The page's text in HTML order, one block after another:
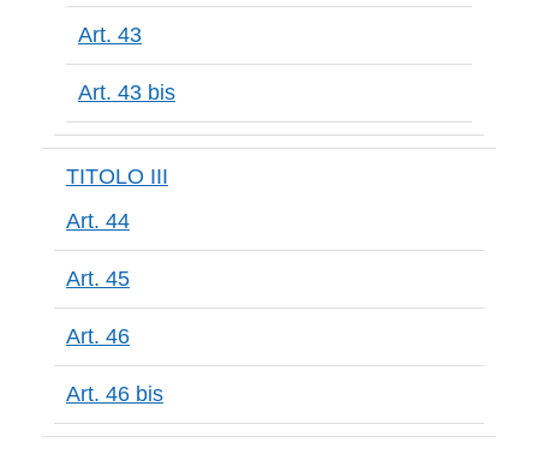
Art. 43
Art. 43 bis
TITOLO III
Art. 44
Art. 45
Art. 46
Art. 46 bis